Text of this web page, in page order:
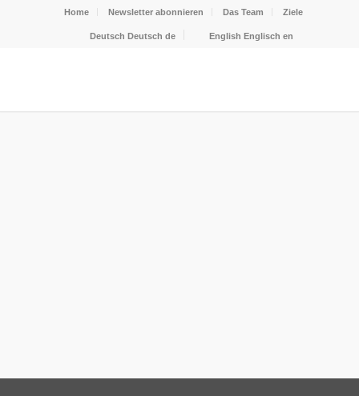
Home Newsletter abonnieren Das Team Ziele
Deutsch Deutsch de English Englisch en